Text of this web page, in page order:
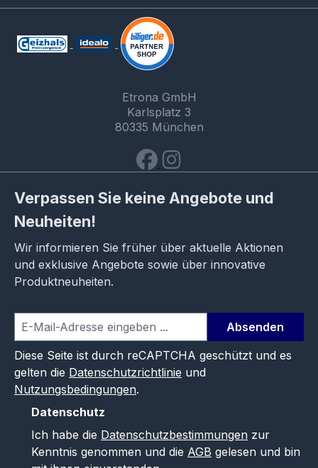
Etrona GmbH
Karlsplatz 3
80335 München
Verpassen Sie keine Angebote und
Neuheiten!
Wir informieren Sie früher über aktuelle Aktionen
und exklusive Angebote sowie über innovative
Produktneuheiten.
Absenden
Diese Seite ist durch reCAPTCHA geschützt und es
gelten die Datenschutzrichtlinie und
Nutzungsbedingungen.
Datenschutz
Ich habe die Datenschutzbestimmungen zur
Kenntnis genommen und die AGB gelesen und bin